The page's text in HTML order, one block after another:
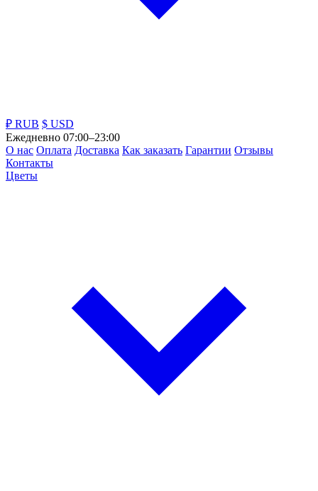
₽ RUB $ USD
Ежедневно 07:00–23:00
О нас Оплата Доставка Как заказать Гарантии Отзывы
Контакты
Цветы